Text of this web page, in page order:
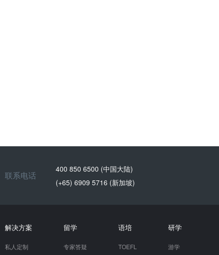
联系电话
400 850 6500 (中国大陆)
(+65) 6909 5716 (新加坡)
解决方案
私人定制
留学
专家答疑
语培
TOEFL
研学
游学